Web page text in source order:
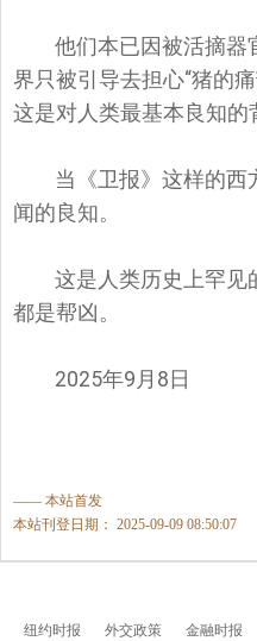
他们本已因被活摘器
界只被引导去担心“猪的痛
这是对人类最基本良知的
当《卫报》这样的西
闻的良知。
这是人类历史上罕见
都是帮凶。
2025年9月8日
—— 本站首发
本站刊登日期： 2025-09-09 08:50:07
纽约时报 外交政策 金融时报